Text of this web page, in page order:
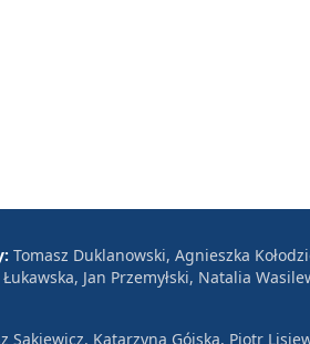
Tomasz Duklanowski, Agnieszka
Jan Przemyłski, Natalia
Sakiewicz, Katarzyna Gójska, Piotr